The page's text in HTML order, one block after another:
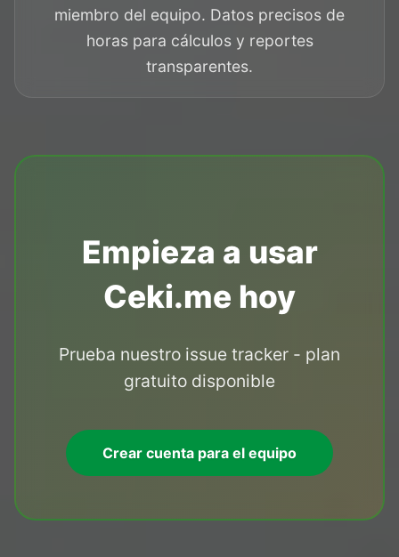
miembro del equipo. Datos precisos de
horas para cálculos y reportes
transparentes.
Empieza a usar
Ceki.me hoy
Prueba nuestro issue tracker - plan
gratuito disponible
Crear cuenta para el equipo